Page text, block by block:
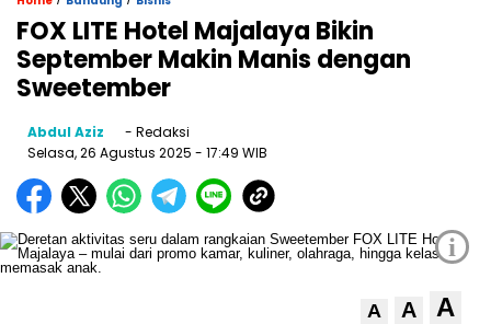
FOX LITE Hotel Majalaya Bikin
September Makin Manis dengan
Sweetember
Abdul Aziz
- Redaksi
Selasa, 26 Agustus 2025 - 17:49 WIB
i
A A A